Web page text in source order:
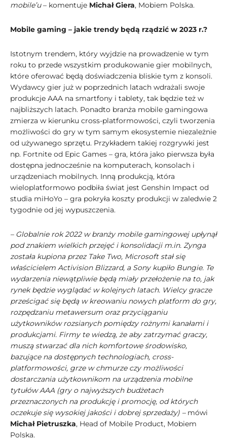
mobile’u– komentuje Michał Giera, Mobiem Polska.
Mobile gaming – jakie trendy będą rządzić w 2023 r.?
Istotnym trendem, który wyjdzie na prowadzenie w tym
roku to przede wszystkim produkowanie gier mobilnych,
które oferować będą doświadczenia bliskie tym z konsoli.
Wydawcy gier już w poprzednich latach wdrażali swoje
produkcje AAA na smartfony i tablety, tak będzie też w
najbliższych latach. Ponadto branża mobile gamingowa
zmierza w kierunku cross-platformowości, czyli tworzenia
możliwości do gry w tym samym ekosystemie niezależnie
od używanego sprzętu. Przykładem takiej rozgrywki jest
np. Fortnite od Epic Games – gra, która jako pierwsza była
dostępna jednocześnie na komputerach, konsolach i
urządzeniach mobilnych. Inną produkcją, która
wieloplatformowo podbiła świat jest Genshin Impact od
studia miHoYo – gra pokryła koszty produkcji w zaledwie 2
tygodnie od jej wypuszczenia.
– Globalnie rok 2022 w branży mobile gamingowej upłynął
pod znakiem wielkich przejęć i konsolidacji m.in. Zynga
została kupiona przez Take Two, Microsoft stał się
właścicielem Activision Blizzard, a Sony kupiło Bungie. Te
wydarzenia niewątpliwie będą miały przełożenie na to, jak
rynek będzie wyglądać w kolejnych latach. Wielcy gracze
prześcigać się będą w kreowaniu nowych platform do gry,
rozpędzaniu metawersum oraz przyciąganiu
użytkowników rozsianych pomiędzy rożnymi kanałami i
produkcjami. Firmy te wiedzą, że aby zatrzymać graczy,
muszą stwarzać dla nich komfortowe środowisko,
bazujące na dostępnych technologiach, cross-
platformowości, grze w chmurze czy możliwości
dostarczania użytkownikom na urządzenia mobilne
tytułów AAA (gry o najwyższych budżetach
przeznaczonych na produkcję i promocję, od których
oczekuje się wysokiej jakości i dobrej sprzedaży) –mówi
Michał Pietruszka, Head of Mobile Product, Mobiem
Polska.